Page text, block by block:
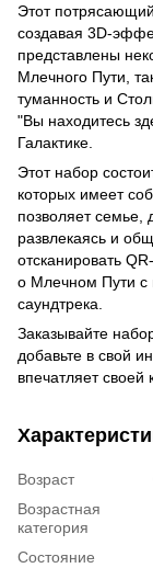
Этот
создавая 3D-
представлены
Млечного Пути,
туманность и
"Вы находитесь
Галактике.
Этот набор
которых имеет
позволяет семье,
развлекаясь и
отсканировать
о Млечном Пути с
саундтрека.
Заказывайте
добавьте в свой
впечатляет своей
Возраст
Возрастная
категория
Состояние